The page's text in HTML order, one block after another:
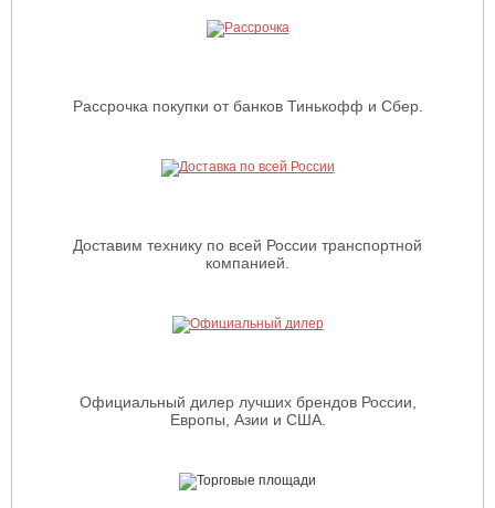
Рассрочка покупки от банков Тинькофф и Сбер.
Доставим технику по всей России транспортной
компанией.
Официальный дилер лучших брендов России,
Европы, Азии и США.